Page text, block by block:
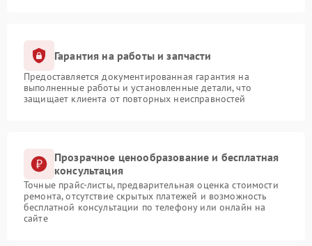
Гарантия на работы и запчасти
Предоставляется документированная гарантия на
выполненные работы и установленные детали, что
защищает клиента от повторных неисправностей
Прозрачное ценообразование и бесплатная
консультация
Точные прайс-листы, предварительная оценка стоимости
ремонта, отсутствие скрытых платежей и возможность
бесплатной консультации по телефону или онлайн на
сайте